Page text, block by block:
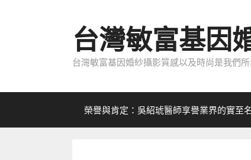
台灣敏富基因
台灣敏富基因婚紗攝影質感以及時尚是我們
榮譽與肯定：吳紹琥醫師享譽業界的實至